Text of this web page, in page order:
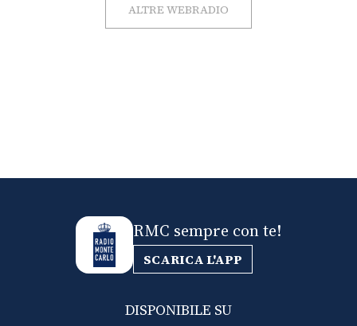
ALTRE WEBRADIO
RMC sempre con te!
SCARICA L'APP
DISPONIBILE SU